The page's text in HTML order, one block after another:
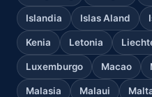
Islandia Islas Aland
Kenia Letonia
Luxemburgo Macao
Malasia Malaui